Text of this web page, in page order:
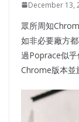
December 13,
眾所周知
如非必要廠方
過Poprace似
Chrome版本並